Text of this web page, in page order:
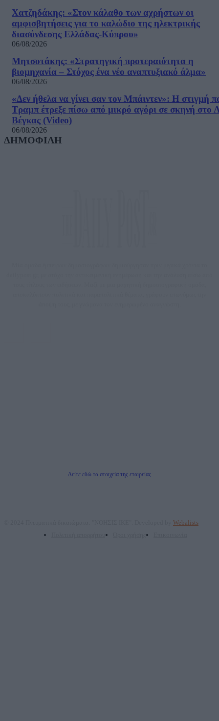
Χατζηδάκης: «Στον κάλαθο των αχρήστων οι
αμφισβητήσεις για το καλώδιο της ηλεκτρικής
διασύνδεσης Ελλάδας-Κύπρου»
06/08/2026
Μητσοτάκης: «Στρατηγική προτεραιότητα η
βιομηχανία – Στόχος ένα νέο αναπτυξιακό άλμα»
06/08/2026
«Δεν ήθελα να γίνει σαν τον Μπάιντεν»: Η στιγμή
Τραμπ έτρεξε πίσω από μικρό αγόρι σε σκηνή στο
Βέγκας (Video)
06/08/2026
ΔΗΜΟΦΙΛΗ
Δείτε εδώ τα στοιχεία της εταιρείας
Webalists